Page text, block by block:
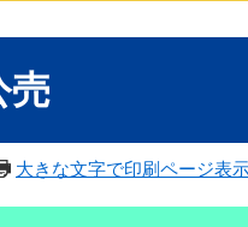
売
大きな文字で印刷ページ表